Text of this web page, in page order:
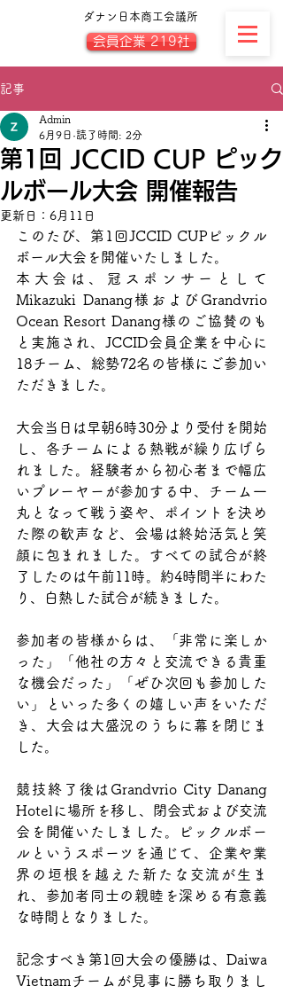
会員企業 219社
ダナン日本商工会議所
記事
第1回 JCCID CUP ピック
ルボール大会 開催報告
Admin
6月9日 読了時間: 2分
更新日： 6月11日
このたび、第1回JCCID CUPピックル
ボール大会を開催いたしました。
本大会は、冠スポンサーとして
Mikazuki Danang様およびGrandvrio
Ocean Resort Danang様のご協賛のも
と実施され、JCCID会員企業を中心に
18チーム、総勢72名の皆様にご参加い
ただきました。
大会当日は早朝6時30分より受付を開始
し、各チームによる熱戦が繰り広げら
れました。経験者から初心者まで幅広
いプレーヤーが参加する中、チーム一
丸となって戦う姿や、ポイントを決め
た際の歓声など、会場は終始活気と笑
顔に包まれました。すべての試合が終
了したのは午前11時。約4時間半にわた
り、白熱した試合が続きました。
参加者の皆様からは、「非常に楽しか
った」「他社の方々と交流できる貴重
な機会だった」「ぜひ次回も参加した
い」といった多くの嬉しい声をいただ
き、大会は大盛況のうちに幕を閉じま
した。
競技終了後はGrandvrio City Danang
Hotelに場所を移し、閉会式および交流
会を開催いたしました。ピックルボー
ルというスポーツを通じて、企業や業
界の垣根を越えた新たな交流が生ま
れ、参加者同士の親睦を深める有意義
な時間となりました。
記念すべき第1回大会の優勝は、Daiwa
Vietnamチームが見事に勝ち取りまし